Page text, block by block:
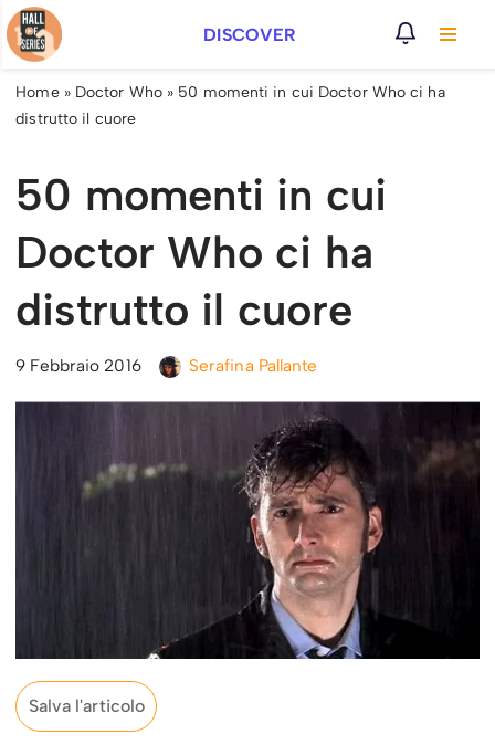
Vai
al
contenuto
DISCOVER
Home» Doctor Who» 50 momenti in cui Doctor Who ci ha
distrutto il cuore
50 momenti in cui
Doctor Who ci ha
distrutto il cuore
9 Febbraio 2016 Serafina Pallante
Salva l'articolo